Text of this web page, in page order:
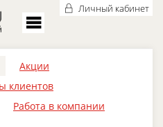
Личный кабинет
Акции
клиентов
Работа в компании